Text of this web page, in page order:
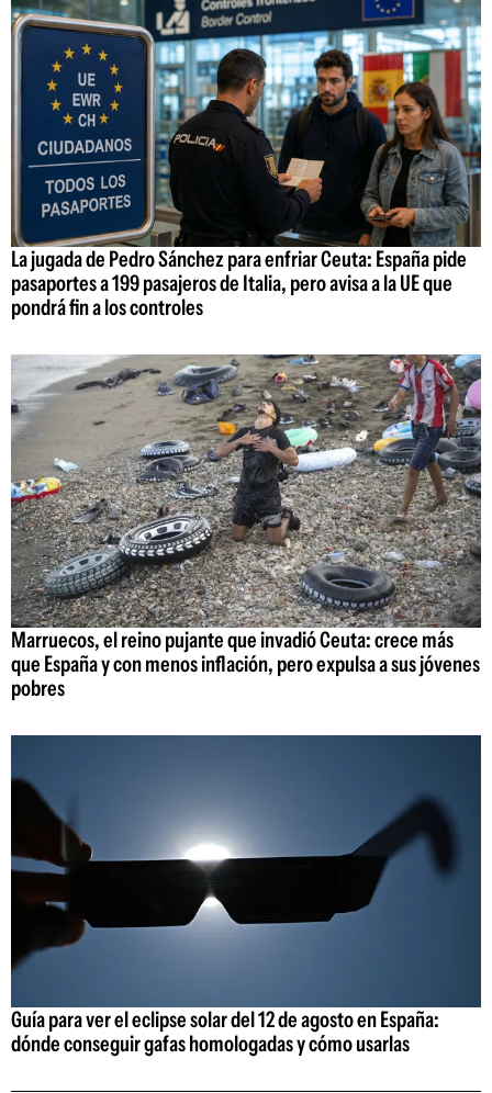
La jugada de Pedro Sánchez para enfriar Ceuta: España pide
pasaportes a 199 pasajeros de Italia, pero avisa a la UE que
pondrá fin a los controles
Marruecos, el reino pujante que invadió Ceuta: crece más
que España y con menos inflación, pero expulsa a sus jóvenes
pobres
Guía para ver el eclipse solar del 12 de agosto en España:
dónde conseguir gafas homologadas y cómo usarlas